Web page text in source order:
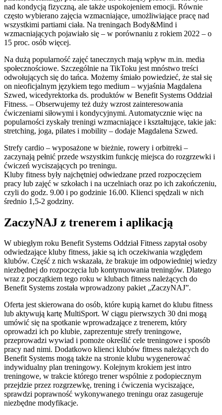
nad kondycją fizyczną, ale także uspokojeniem emocji. Równie
często wybierano zajęcia wzmacniające, umożliwiające pracę nad
wszystkimi partiami ciała. Na treningach Body&Mind i
wzmacniających pojawiało się – w porównaniu z rokiem 2022 – o
15 proc. osób więcej.
Na dużą popularność zajęć tanecznych mają wpływ m.in. media
społecznościowe. Szczególnie na TikToku jest mnóstwo treści
odwołujących się do tańca. Możemy śmiało powiedzieć, że stał się
on nieoficjalnym językiem tego medium – wyjaśnia Magdalena
Szwed, wicedyrektorka ds. produktów w Benefit Systems Oddział
Fitness. – Obserwujemy też duży wzrost zainteresowania
ćwiczeniami siłowymi i kondycyjnymi. Automatycznie więc na
popularności zyskały treningi wzmacniające i kształtujące, takie jak:
stretching, joga, pilates i mobility – dodaje Magdalena Szwed.
Strefy cardio – wyposażone w bieżnie, rowery i orbitreki –
zaczynają pełnić przede wszystkim funkcję miejsca do rozgrzewki i
ćwiczeń wyciszających po treningu.
Kluby fitness były najchętniej odwiedzane przed rozpoczęciem
pracy lub zajęć w szkołach i na uczelniach oraz po ich zakończeniu,
czyli do godz. 9.00 i po godzinie 16.00. Klienci spędzali w nich
średnio 1,5-2 godziny.
ZaczyNAJ z trenerem i aplikacją
W ubiegłym roku Benefit Systems Oddział Fitness zapytał osoby
odwiedzające kluby fitness, jakie są ich oczekiwania względem
klubów. Część z nich wskazała, że brakuje im odpowiedniej wiedzy
niezbędnej do rozpoczęcia lub kontynuowania treningów. Dlatego
wraz z początkiem tego roku w klubach fitness należących do
Benefit Systems została wprowadzony pakiet „ZaczyNAJ”.
Oferta jest skierowana do osób, które kupią karnet do klubu fitness
lub aktywują kartę MultiSport. W ciągu pierwszych 30 dni mogą
umówić się na spotkanie wprowadzające z trenerem, który
oprowadzi ich po klubie, zaprezentuje strefy treningowe,
przeprowadzi wywiad i pomoże określić cele treningowe i sposób
pracy nad nimi. Dodatkowo klienci klubów fitness należących do
Benefit Systems mogą także na stronie klubu wygenerować
indywidualny plan treningowy. Kolejnym krokiem jest intro
treningowe, w trakcie którego trener wspólnie z podopiecznym
przejdzie przez rozgrzewkę, trening i ćwiczenia wyciszające,
sprawdzi poprawność wykonywanego treningu oraz zasugeruje
niezbędne modyfikacje.